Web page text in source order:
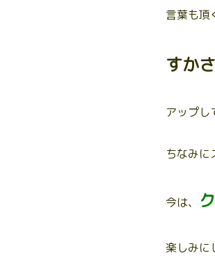
言葉も頂
すか
アップし
ちなみに
今は、
楽しみに